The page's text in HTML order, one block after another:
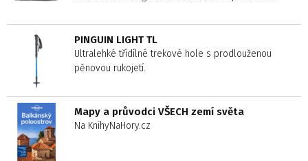
PINGUIN LIGHT TL
Ultralehké třídílné trekové hole s prodlouženou
pěnovou rukojetí.
Mapy a průvodci VŠECH zemí světa
Na KnihyNaHory.cz